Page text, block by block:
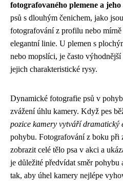
fotografovaného plemene a
psů s dlouhým čenichem, jako
fotografování z profilu nebo
elegantní linie. U plemen s
nebo mopslíci, je často
jejich charakteristické rysy.
Dynamické fotografie psů v
zvážení úhlu kamery. Když pes
pozice kamery vytváří dramatický
pohybu. Fotografování z boku při
zobrazit celé tělo psa v akci a
je důležité předvídat směr
tak, aby úhel kamery nejlépe